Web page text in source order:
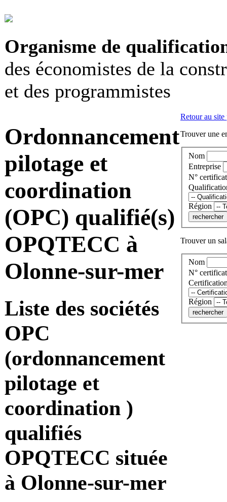
Organisme de
des économistes de la
et des programmistes
Ordonnancement
pilotage et
coordination
(OPC) qualifié(s)
OPQTECC à
Olonne-sur-mer
Liste des sociétés
OPC
(ordonnancement
pilotage et
coordination )
qualifiés
OPQTECC située
à Olonne-sur-mer
Retour au
Trouver une
Nom
Entreprise
N° certificat
Région
Trouver un
Nom
N° certificat
Région